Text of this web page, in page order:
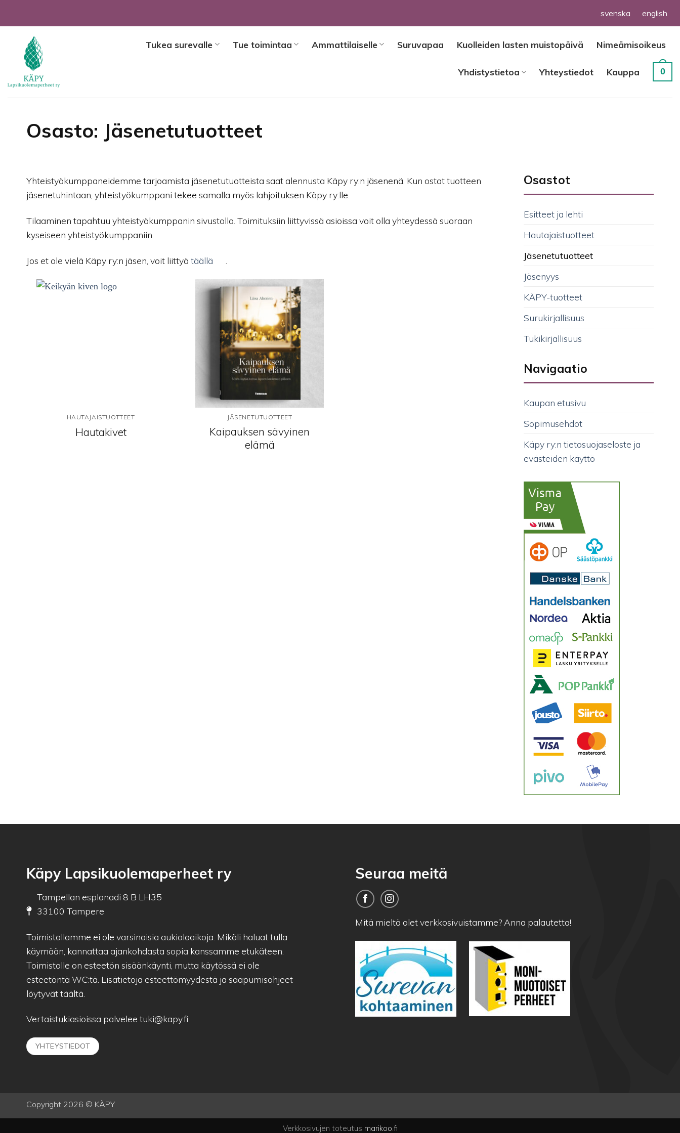
svenska english
Tukea surevalle Tue toimintaa Ammattilaiselle Suruvapaa Kuolleiden lasten muistopäivä Nimeämisoikeus
Yhdistystietoa Yhteystiedot Kauppa 0
Osasto: Jäsenetutuotteet
Yhteistyökumppaneidemme tarjoamista jäsenetutuotteista saat alennusta Käpy ry:n jäsenenä. Kun ostat tuotteen
jäsenetuhintaan, yhteistyökumppani tekee samalla myös lahjoituksen Käpy ry:lle.
Tilaaminen tapahtuu yhteistyökumppanin sivustolla. Toimituksiin liittyvissä asioissa voit olla yhteydessä suoraan
kyseiseen yhteistyökumppaniin.
Jos et ole vielä Käpy ry:n jäsen, voit liittyä täällä
HAUTAJAISTUOTTEET
Hautakivet
Lisää
toivelistalle
JÄSENETUTUOTTEET
Kaipauksen sävyinen
elämä
Osastot
Esitteet ja lehti
Hautajaistuotteet
Jäsenetutuotteet
Jäsenyys
KÄPY-tuotteet
Surukirjallisuus
Tukikirjallisuus
Navigaatio
Kaupan etusivu
Sopimusehdot
Käpy ry:n tietosuojaseloste ja
evästeiden käyttö
Käpy Lapsikuolemaperheet ry
Tampellan esplanadi 8 B LH35
33100 Tampere
Toimistollamme ei ole varsinaisia aukioloaikoja. Mikäli haluat tulla
käymään, kannattaa ajankohdasta sopia kanssamme etukäteen.
Toimistolle on esteetön sisäänkäynti, mutta käytössä ei ole
esteetöntä WC:tä. Lisätietoja esteettömyydestä ja saapumisohjeet
löytyvättäältä.
Vertaistukiasioissa palvelee tuki@kapy.fi
YHTEYSTIEDOT
Seuraa meitä
Mitä mieltä olet verkkosivuistamme?Anna palautetta!
Copyright 2026 © KÄPY
Verkkosivujen toteutus marikoo.fi